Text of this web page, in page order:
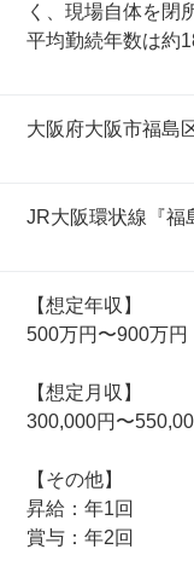
く、現場自体を閉
平均勤続年数は約
大阪府大阪市福島
JR大阪環状線『福
【想定年収】
500万円〜900万円
【想定月収】
300,000円〜
【その他】
昇給：年1回
賞与：年2回